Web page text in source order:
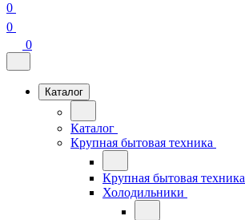
0
0
0
Каталог
Каталог
Крупная бытовая техника
Крупная бытовая техника
Холодильники